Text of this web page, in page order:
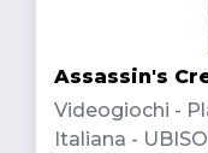
Assassin's
Videogiochi -
Italiana -